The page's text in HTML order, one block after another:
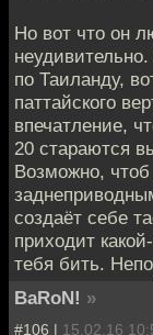
Но вот что он
по Таиланду,
паттайского
впечатление,
20 стараются
Возможно,
создаёт себе
приходит
тебя бить.
BaRoN! »
#106 | 15.02.16